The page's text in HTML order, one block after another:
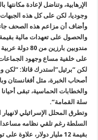
الإرهابية، وتناضل لإعادة
وجوديا، لكن على كل هذه
وأضاف أن مزاعم هذه الصحف
مندوبين
على خلفية مساع وجهود
لكن “برئيل”استدرك قائلا: “لكن
أصحاب الخبرة، مثل أفغانستان
والخطابات الحماسية، تبقى
سلة القمامة“.
وتطرق المحلل الإسرائيلي
السلطة رغم تلقي نظامه
بقيمة12 مليار دولار، علاوة على